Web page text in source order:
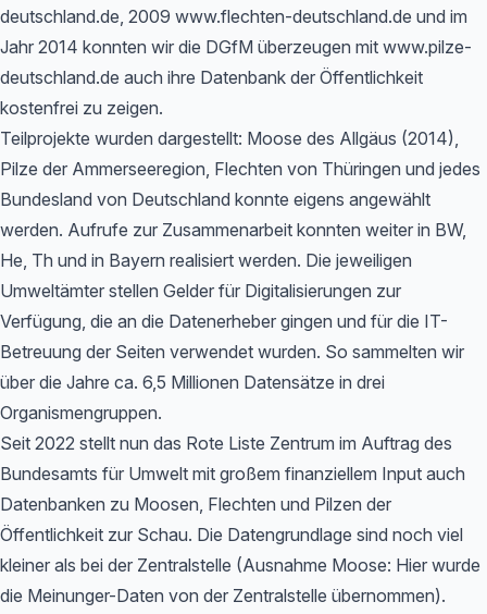
deutschland.de, 2009 www.flechten-deutschland.de und im
Jahr 2014 konnten wir die DGfM überzeugen mit www.pilze-
deutschland.de auch ihre Datenbank der Öffentlichkeit
kostenfrei zu zeigen.
Teilprojekte wurden dargestellt: Moose des Allgäus (2014),
Pilze der Ammerseeregion, Flechten von Thüringen und jedes
Bundesland von Deutschland konnte eigens angewählt
werden. Aufrufe zur Zusammenarbeit konnten weiter in BW,
He, Th und in Bayern realisiert werden. Die jeweiligen
Umweltämter stellen Gelder für Digitalisierungen zur
Verfügung, die an die Datenerheber gingen und für die IT-
Betreuung der Seiten verwendet wurden. So sammelten wir
über die Jahre ca. 6,5 Millionen Datensätze in drei
Organismengruppen.
Seit 2022 stellt nun das Rote Liste Zentrum im Auftrag des
Bundesamts für Umwelt mit großem finanziellem Input auch
Datenbanken zu Moosen, Flechten und Pilzen der
Öffentlichkeit zur Schau. Die Datengrundlage sind noch viel
kleiner als bei der Zentralstelle (Ausnahme Moose: Hier wurde
die Meinunger-Daten von der Zentralstelle übernommen).